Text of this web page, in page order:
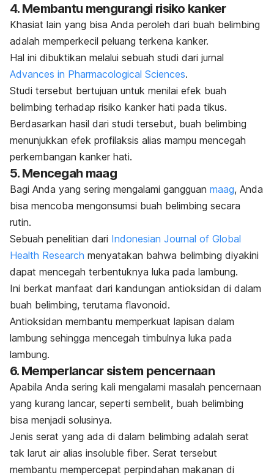
4. Membantu mengurangi risiko kanker
Khasiat lain yang bisa Anda peroleh dari buah belimbing
adalah memperkecil peluang terkena kanker.
Hal ini dibuktikan melalui sebuah studi dari jurnal
Advances in Pharmacological Sciences.
Studi tersebut bertujuan untuk menilai efek buah
belimbing terhadap risiko kanker hati pada tikus.
Berdasarkan hasil dari studi tersebut, buah belimbing
menunjukkan efek profilaksis alias mampu mencegah
perkembangan kanker hati.
5. Mencegah maag
Bagi Anda yang sering mengalami gangguan maag, Anda
bisa mencoba mengonsumsi buah belimbing secara
rutin.
Sebuah penelitian dari Indonesian Journal of Global
Health Research menyatakan bahwa belimbing diyakini
dapat mencegah terbentuknya luka pada lambung.
Ini berkat manfaat dari kandungan antioksidan di dalam
buah belimbing, terutama flavonoid.
Antioksidan membantu memperkuat lapisan dalam
lambung sehingga mencegah timbulnya luka pada
lambung.
6. Memperlancar sistem pencernaan
Apabila Anda sering kali mengalami masalah pencernaan
yang kurang lancar, seperti sembelit, buah belimbing
bisa menjadi solusinya.
Jenis serat yang ada di dalam belimbing adalah serat
tak larut air alias insoluble fiber. Serat tersebut
membantu mempercepat perpindahan makanan di